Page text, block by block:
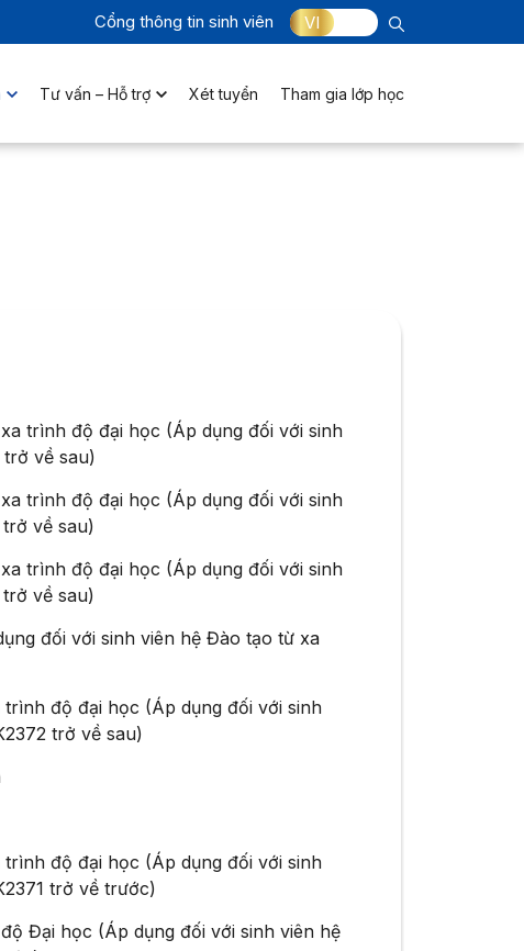
Cổng thông tin sinh viên VI
Tư vấn – Hỗ trợ Xét tuyển Tham gia lớp học
trình độ đại học (Áp dụng đối với sinh
về sau)
trình độ đại học (Áp dụng đối với sinh
về sau)
trình độ đại học (Áp dụng đối với sinh
về sau)
đối với sinh viên hệ Đào tạo từ xa
độ đại học (Áp dụng đối với sinh
trở về sau)
độ đại học (Áp dụng đối với sinh
trở về trước)
Đại học (Áp dụng đối với sinh viên hệ